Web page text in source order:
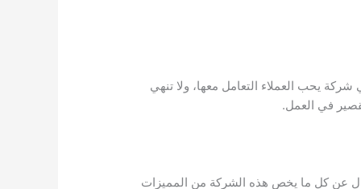
يحب العملاء التعامل معها، ولا تنهي
في العمل.
عن كل ما يخص هذه الشركة من المميزات